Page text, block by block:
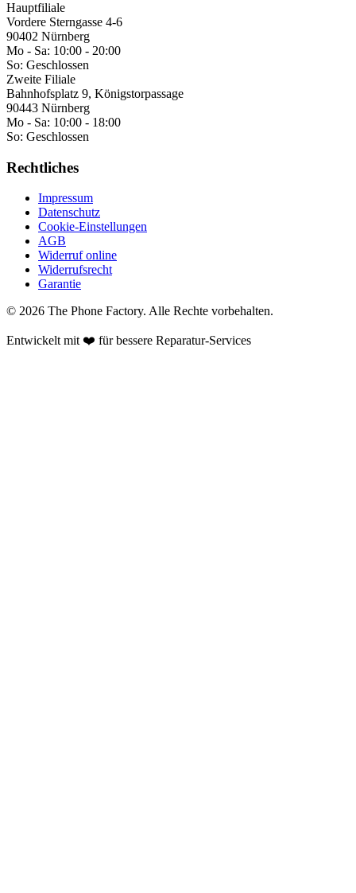
Hauptfiliale
Vordere Sterngasse 4-6
90402 Nürnberg
Mo - Sa: 10:00 - 20:00
So: Geschlossen
Zweite Filiale
Bahnhofsplatz 9, Königstorpassage
90443 Nürnberg
Mo - Sa: 10:00 - 18:00
So: Geschlossen
Rechtliches
Impressum
Datenschutz
Cookie-Einstellungen
AGB
Widerruf online
Widerrufsrecht
Garantie
© 2026 The Phone Factory. Alle Rechte vorbehalten.
Entwickelt mit ❤️ für bessere Reparatur-Services